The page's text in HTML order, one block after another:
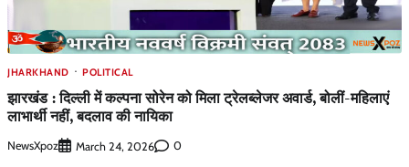
JHARKHAND POLITICAL
झारखंड : दिल्ली में कल्पना सोरेन को मिला ट्रेलब्लेजर अवार्ड, बोलीं-महिलाएं
लाभार्थी नहीं, बदलाव की नायिका
NewsXpoz March 24, 2026 0